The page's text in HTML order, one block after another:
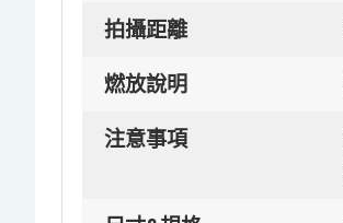
拍攝距離
燃放說明
注意事項